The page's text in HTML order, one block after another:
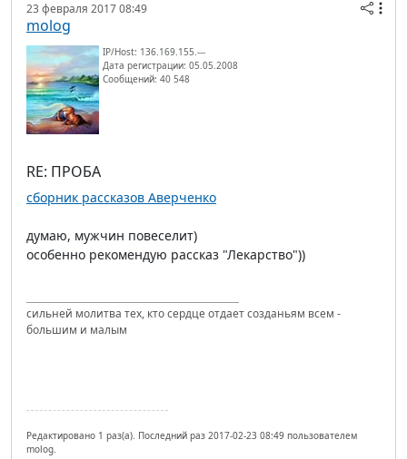
23 февраля 2017 08:49
molog
IP/Host: 136.169.155.---
Дата регистрации: 05.05.2008
Сообщений: 40 548
RE: ПРОБА
сборник рассказов Аверченко
думаю, мужчин повеселит)
особенно рекомендую рассказ "Лекарство"))
сильней молитва тех, кто сердце отдает созданьям всем -
большим и малым
Редактировано 1 раз(а). Последний раз 2017-02-23 08:49 пользователем
molog.